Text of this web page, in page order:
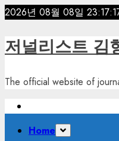
Skip
content
2026년 08월 08일
저널리스트 김
The official website of
PrimaryHome